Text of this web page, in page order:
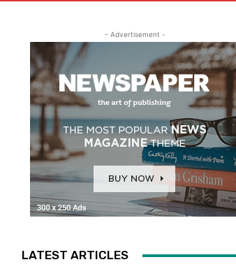
- Advertisement -
LATEST ARTICLES